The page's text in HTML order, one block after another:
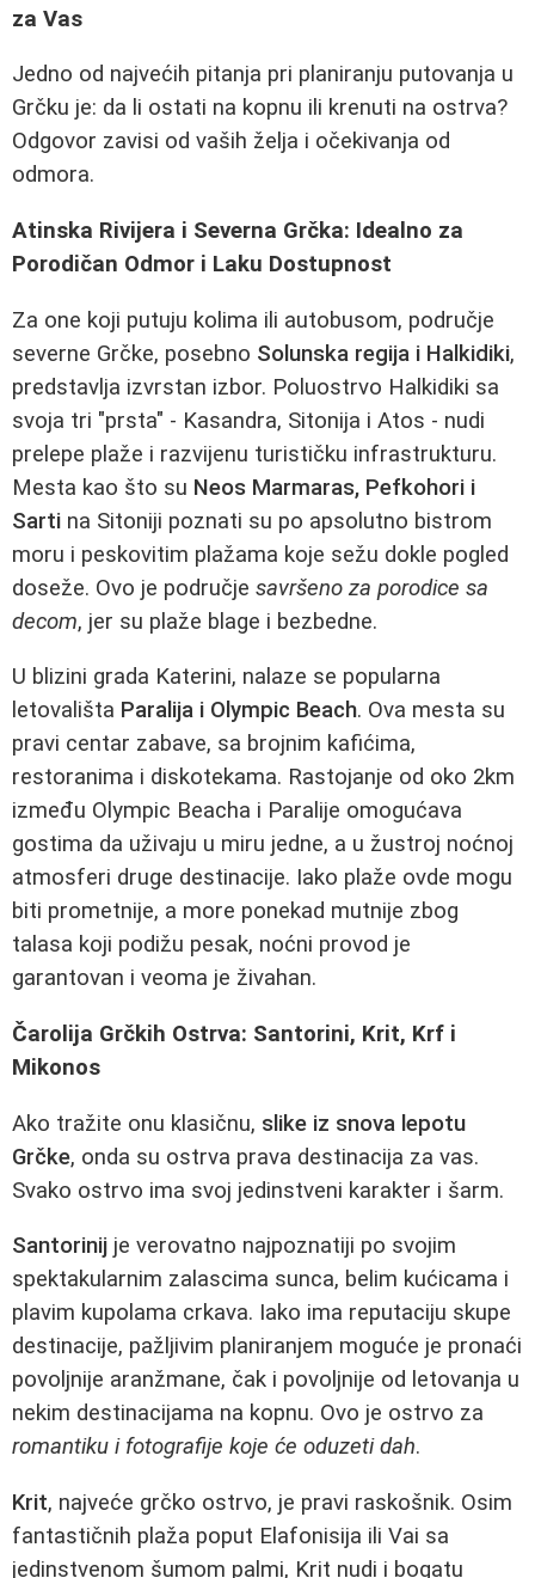
za Vas
Jedno od najvećih pitanja pri planiranju putovanja u
Grčku je: da li ostati na kopnu ili krenuti na ostrva?
Odgovor zavisi od vaših želja i očekivanja od
odmora.
Atinska Rivijera i Severna Grčka: Idealno za
Porodičan Odmor i Laku Dostupnost
Za one koji putuju kolima ili autobusom, područje
severne Grčke, posebno Solunska regija i Halkidiki,
predstavlja izvrstan izbor. Poluostrvo Halkidiki sa
svoja tri "prsta" - Kasandra, Sitonija i Atos - nudi
prelepe plaže i razvijenu turističku infrastrukturu.
Mesta kao što su Neos Marmaras, Pefkohori i
Sarti na Sitoniji poznati su po apsolutno bistrom
moru i peskovitim plažama koje sežu dokle pogled
doseže. Ovo je područje savršeno za porodice sa
decom, jer su plaže blage i bezbedne.
U blizini grada Katerini, nalaze se popularna
letovališta Paralija i Olympic Beach. Ova mesta su
pravi centar zabave, sa brojnim kafićima,
restoranima i diskotekama. Rastojanje od oko 2km
između Olympic Beacha i Paralije omogućava
gostima da uživaju u miru jedne, a u žustroj noćnoj
atmosferi druge destinacije. Iako plaže ovde mogu
biti prometnije, a more ponekad mutnije zbog
talasa koji podižu pesak, noćni provod je
garantovan i veoma je živahan.
Čarolija Grčkih Ostrva: Santorini, Krit, Krf i
Mikonos
Ako tražite onu klasičnu, slike iz snova lepotu
Grčke, onda su ostrva prava destinacija za vas.
Svako ostrvo ima svoj jedinstveni karakter i šarm.
Santorinij je verovatno najpoznatiji po svojim
spektakularnim zalascima sunca, belim kućicama i
plavim kupolama crkava. Iako ima reputaciju skupe
destinacije, pažljivim planiranjem moguće je pronaći
povoljnije aranžmane, čak i povoljnije od letovanja u
nekim destinacijama na kopnu. Ovo je ostrvo za
romantiku i fotografije koje će oduzeti dah.
Krit, najveće grčko ostrvo, je pravi raskošnik. Osim
fantastičnih plaža poput Elafonisija ili Vai sa
jedinstvenom šumom palmi, Krit nudi i bogatu